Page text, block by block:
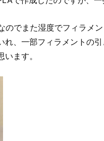
のでまた湿度でフィラメ
、一部フィラメントの
ます。